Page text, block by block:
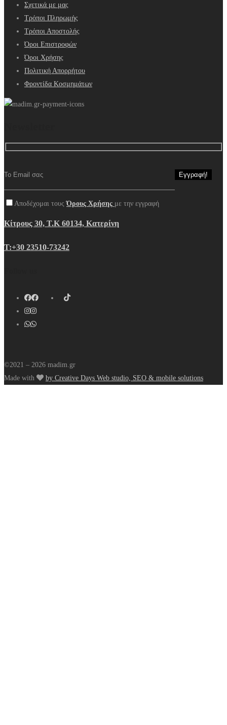
Σχετικά με μας
Τρόποι Πληρωμής
Τρόποι Αποστολής
Όροι Επιστροφών
Όροι Χρήσης
Πολιτική Απορρήτου
Φροντίδα Κοσμημάτων
Αποδέχομαι τουςΌρους Χρήσης με την εγγραφή
Κίτρους 30, Τ.Κ 60134, Κατερίνη
Τ:+30 23510-73242
©2021 – 2026 madim.gr
Made with
by Creative Days Web studio, SEO & mobile solutions